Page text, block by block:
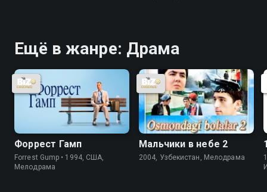
Ещё в жанре: Драма
Форрест Гамп
Forrest Gump • 1994, США,
Мелодрама
Мальчики в небе 2
2004, Узбекистан, Мелодрама